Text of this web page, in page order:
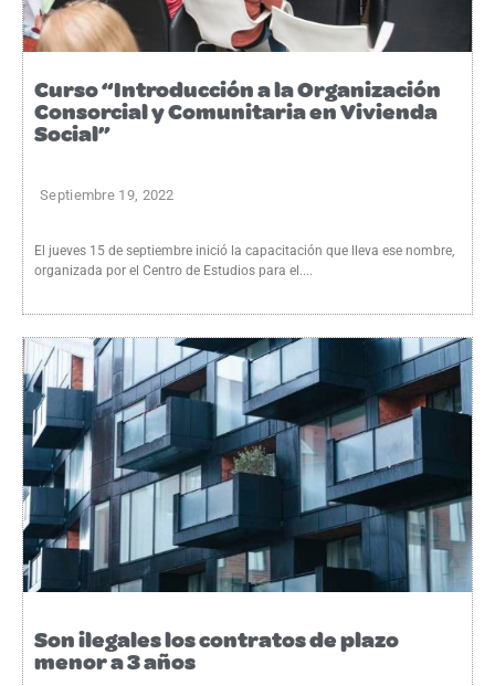
Curso “Introducción a la Organización
Consorcial y Comunitaria en Vivienda
Social”
Septiembre 19, 2022
El jueves 15 de septiembre inició la capacitación que lleva ese nombre,
organizada por el Centro de Estudios para el....
Son ilegales los contratos de plazo
menor a 3 años